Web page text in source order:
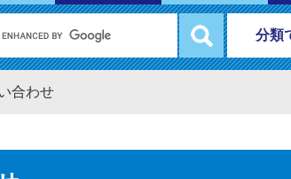
分類
合わせ